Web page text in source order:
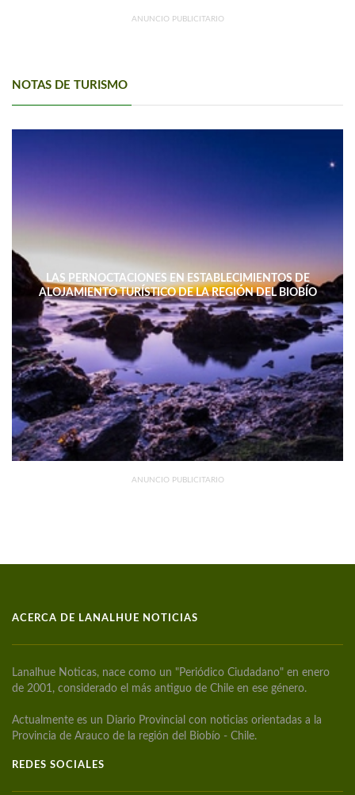
ANUNCIO PUBLICITARIO
NOTAS DE TURISMO
LAS PERNOCTACIONES EN ESTABLECIMIENTOS DE
ALOJAMIENTO TURÍSTICO DE LA REGIÓN DEL BIOBÍO
DISMINUYERON 15,4% INTERANUAL
ANUNCIO PUBLICITARIO
ACERCA DE LANALHUE NOTICIAS
Lanalhue Noticas, nace como un "Periódico Ciudadano" en enero
de 2001, considerado el más antiguo de Chile en ese género.
Actualmente es un Diario Provincial con noticias orientadas a la
Provincia de Arauco de la región del Biobío - Chile.
REDES SOCIALES